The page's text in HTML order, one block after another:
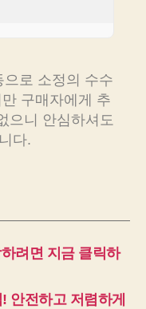
로 소정의 수수
구매자에게 추
으니 안심하셔도
다.
려면 지금 클릭하
안전하고 저렴하게